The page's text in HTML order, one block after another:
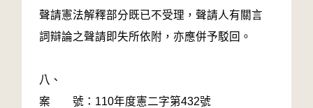
聲請憲法解釋部分既已不受理，聲請人有關言
詞辯論之聲請即失所依附，亦應併予駁回。
八、
案 號：110年度憲二字第432號